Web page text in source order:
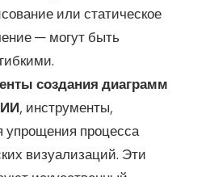
или статическое
— могут быть
создания диаграмм
, инструменты,
упрощения процесса
визуализаций. Эти